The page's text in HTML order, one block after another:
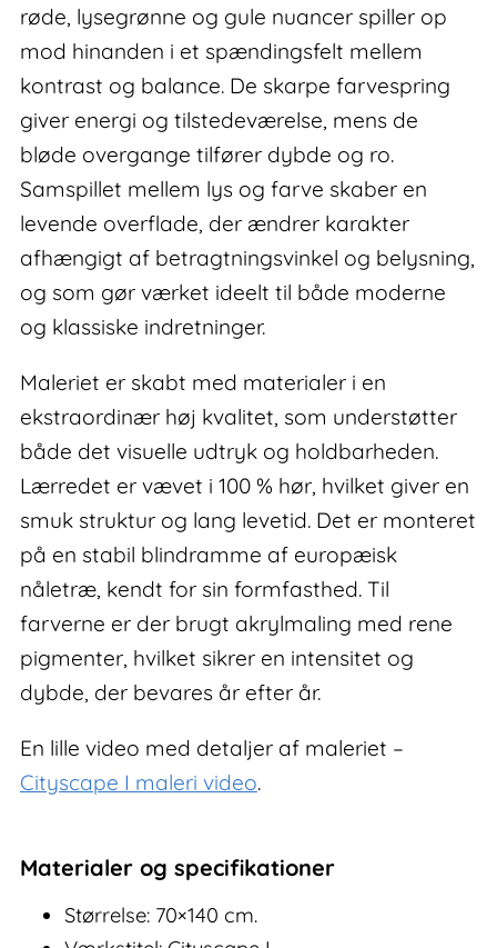
røde, lysegrønne og gule nuancer spiller op
mod hinanden i et spændingsfelt mellem
kontrast og balance. De skarpe farvespring
giver energi og tilstedeværelse, mens de
bløde overgange tilfører dybde og ro.
Samspillet mellem lys og farve skaber en
levende overflade, der ændrer karakter
afhængigt af betragtningsvinkel og belysning,
og som gør værket ideelt til både moderne
og klassiske indretninger.
Maleriet er skabt med materialer i en
ekstraordinær høj kvalitet, som understøtter
både det visuelle udtryk og holdbarheden.
Lærredet er vævet i 100 % hør, hvilket giver en
smuk struktur og lang levetid. Det er monteret
på en stabil blindramme af europæisk
nåletræ, kendt for sin formfasthed. Til
farverne er der brugt akrylmaling med rene
pigmenter, hvilket sikrer en intensitet og
dybde, der bevares år efter år.
En lille video med detaljer af maleriet –
Cityscape I maleri video.
Materialer og specifikationer
Størrelse: 70×140 cm.